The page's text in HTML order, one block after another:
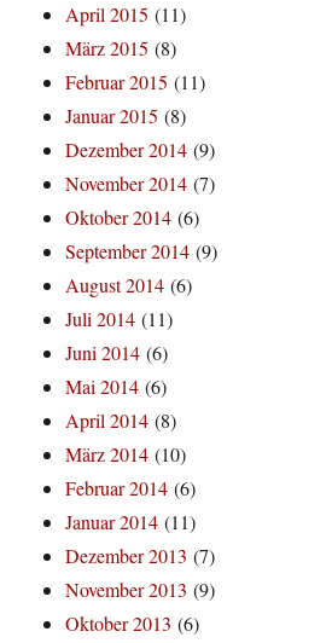
April 2015 (11)
März 2015 (8)
Februar 2015 (11)
Januar 2015 (8)
Dezember 2014 (9)
November 2014 (7)
Oktober 2014 (6)
September 2014 (9)
August 2014 (6)
Juli 2014 (11)
Juni 2014 (6)
Mai 2014 (6)
April 2014 (8)
März 2014 (10)
Februar 2014 (6)
Januar 2014 (11)
Dezember 2013 (7)
November 2013 (9)
Oktober 2013 (6)